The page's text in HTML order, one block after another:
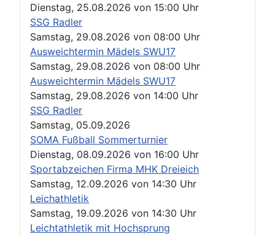
Dienstag, 25.08.2026 von 15:00 Uhr
SSG Radler
Samstag, 29.08.2026 von 08:00 Uhr
Ausweichtermin Mädels SWU17
Samstag, 29.08.2026 von 08:00 Uhr
Ausweichtermin Mädels SWU17
Samstag, 29.08.2026 von 14:00 Uhr
SSG Radler
Samstag, 05.09.2026
SOMA Fußball Sommerturnier
Dienstag, 08.09.2026 von 16:00 Uhr
Sportabzeichen Firma MHK Dreieich
Samstag, 12.09.2026 von 14:30 Uhr
Leichathletik
Samstag, 19.09.2026 von 14:30 Uhr
Leichtathletik mit Hochsprung